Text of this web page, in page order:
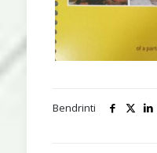
Bendrinti